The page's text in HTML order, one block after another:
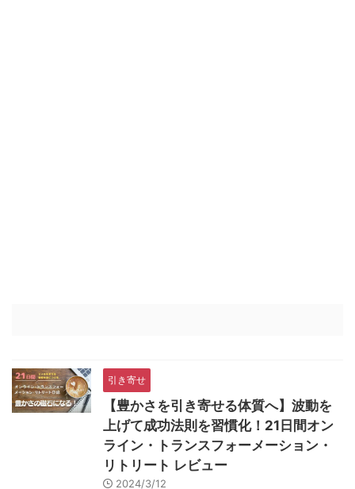
引き寄せ
【豊かさを引き寄せる体質へ】波動を
上げて成功法則を習慣化！21日間オン
ライン・トランスフォーメーション・
リトリート レビュー
2024/3/12